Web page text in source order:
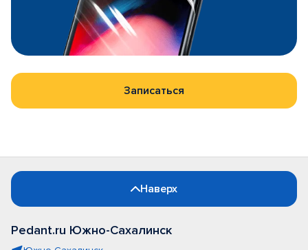
Записаться
Наверх
Pedant.ru Южно-Сахалинск